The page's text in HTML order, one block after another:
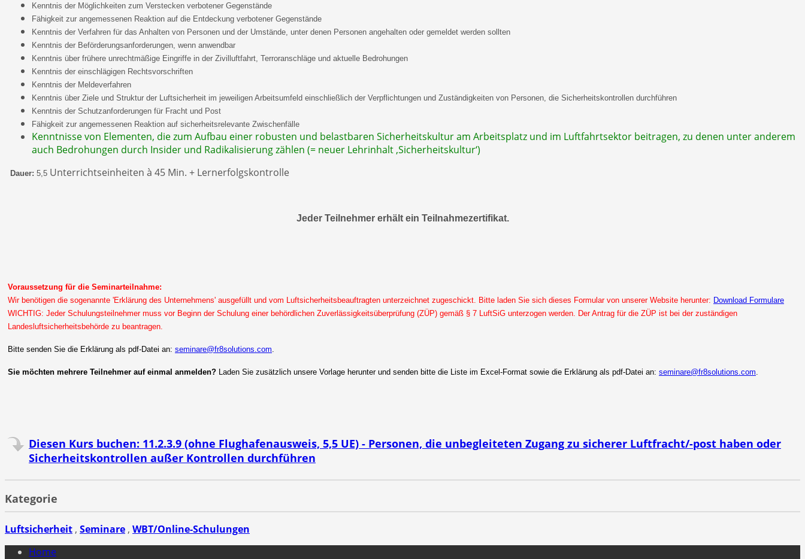
Kenntnis der Möglichkeiten zum Verstecken verbotener Gegenstände
Fähigkeit zur angemessenen Reaktion auf die Entdeckung verbotener Gegenstände
Kenntnis der Verfahren für das Anhalten von Personen und der Umstände, unter denen Personen angehalten oder gemeldet werden sollten
Kenntnis der Beförderungsanforderungen, wenn anwendbar
Kenntnis über frühere unrechtmäßige Eingriffe in der Zivilluftfahrt, Terroranschläge und aktuelle Bedrohungen
Kenntnis der einschlägigen Rechtsvorschriften
Kenntnis der Meldeverfahren
Kenntnis über Ziele und Struktur der Luftsicherheit im jeweiligen Arbeitsumfeld einschließlich der Verpflichtungen und Zuständigkeiten von Personen, die Sicherheitskontrollen durchführen
Kenntnis der Schutzanforderungen für Fracht und Post
Fähigkeit zur angemessenen Reaktion auf sicherheitsrelevante Zwischenfälle
Kenntnisse von Elementen, die zum Aufbau einer robusten und belastbaren Sicherheitskultur am Arbeitsplatz und im Luftfahrtsektor beitragen, zu denen unter anderem
auch Bedrohungen durch Insider und Radikalisierung zählen (= neuer Lehrinhalt ‚Sicherheitskultur‘)
Dauer: 5,5 Unterrichtseinheiten à 45 Min. + Lernerfolgskontrolle
Jeder Teilnehmer erhält ein Teilnahmezertifikat.
Voraussetzung für die Seminarteilnahme:
Wir benötigen die sogenannte 'Erklärung des Unternehmens' ausgefüllt und vom Luftsicherheitsbeauftragten unterzeichnet zugeschickt. Bitte laden Sie sich dieses Formular von unserer Website herunter: Download Formulare
WICHTIG: Jeder Schulungsteilnehmer muss vor Beginn der Schulung einer behördlichen Zuverlässigkeitsüberprüfung (ZÜP) gemäß § 7 LuftSiG unterzogen werden. Der Antrag für die ZÜP ist bei der zuständigen
Landesluftsicherheitsbehörde zu beantragen.
Bitte senden Sie die Erklärung als pdf-Datei an: seminare@fr8solutions.com
Sie möchten mehrere Teilnehmer auf einmal anmelden? Laden Sie zusätzlich unsere Vorlage herunter und senden bitte die Liste im Excel-Format sowie die Erklärung als pdf-Datei an: seminare@fr8solutions.com
Diesen Kurs buchen: 11.2.3.9 (ohne Flughafenausweis, 5,5 UE) - Personen, die unbegleiteten Zugang zu sicherer Luftfracht/-post haben oder
Sicherheitskontrollen außer Kontrollen durchführen
Kategorie
Luftsicherheit , Seminare , WBT/Online-Schulungen
Home